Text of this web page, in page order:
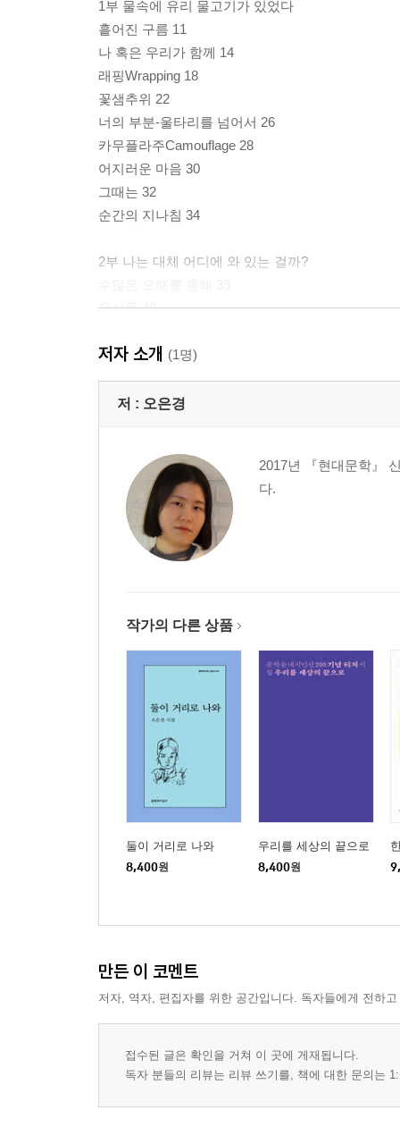
1부 물속에 유리 물고기가 있었다
흩어진 구름 11
나 혹은 우리가 함께 14
래핑Wrapping 18
꽃샘추위 22
너의 부분-울타리를 넘어서 26
카무플라주Camouflage 28
어지러운 마음 30
그때는 32
순간의 지나침 34
2부 나는 대체 어디에 와 있는 걸까?
유실물 40
산책 소설 44
강아지의 이름은 48
사랑하기 50
잠깐 멈춤 60
3부 전에 보이지 않던 것들이었다
더하기 65
베일Veil 76
케이지Cage 82
강아지의 이름은 84
너의 뒤에서 86
에세이 : 미끄러짐 91
저자 소개 (1명)
저 : 오은경
2017년 『현대문학』
다.
작가의 다른 상품
둘이 거리로 나와
8,400원
우리를 세상의 끝으로
8,400원
만든 이 코멘트
저자, 역자, 편집자를 위한 공간입니다. 독자들에게 전하
접수된 글은 확인을 거쳐 이 곳에 게재됩니다.
독자 분들의 리뷰는 리뷰 쓰기를, 책에 대한 문의는